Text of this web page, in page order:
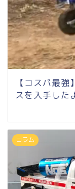
【コスパ最
スを入手した
コラム